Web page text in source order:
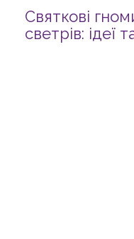
Святкові
светрів: ідеї